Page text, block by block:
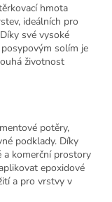
hmota
ideálních pro
své vysoké
solím je
životnost
potěry,
podklady. Díky
a komerční prostory
epoxidové
a pro vrstvy v